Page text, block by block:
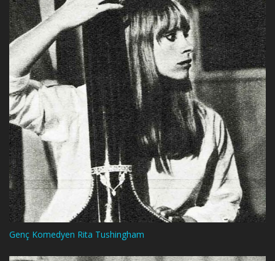
Genç Komedyen Rita Tushingham